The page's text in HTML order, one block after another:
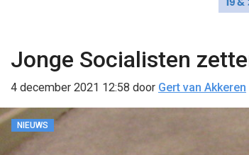
Jonge Socialisten
4 december 2021 12:58 door Gert van Akkeren
NIEUWS